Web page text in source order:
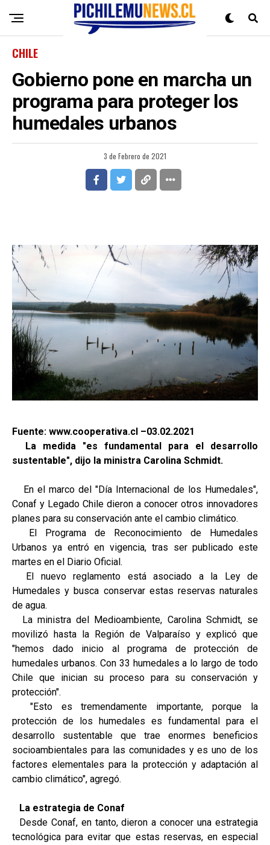
CHILE
Gobierno pone en marcha un
programa para proteger los
humedales urbanos
3 de Febrero de 2021
Fuente: www.cooperativa.cl –03.02.2021
La medida "es fundamental para el desarrollo
sustentable", dijo la ministra Carolina Schmidt.
En el marco del "Día Internacional de los Humedales",
Conaf y Legado Chile dieron a conocer otros innovadores
planes para su conservación ante el cambio climático.
El Programa de Reconocimiento de Humedales
Urbanos ya entró en vigencia, tras ser publicado este
martes en el Diario Oficial.
El nuevo reglamento está asociado a la Ley de
Humedales y busca conservar estas reservas naturales
de agua.
La ministra del Medioambiente, Carolina Schmidt, se
movilizó hasta la Región de Valparaíso y explicó que
"hemos dado inicio al programa de protección de
humedales urbanos. Con 33 humedales a lo largo de todo
Chile que inician su proceso para su conservación y
protección".
"Esto es tremendamente importante, porque la
protección de los humedales es fundamental para el
desarrollo sustentable que trae enormes beneficios
socioambientales para las comunidades y es uno de los
factores elementales para la protección y adaptación al
cambio climático", agregó.
La estrategia de Conaf
Desde Conaf, en tanto, dieron a conocer una estrategia
tecnológica para evitar que estas reservas, en especial